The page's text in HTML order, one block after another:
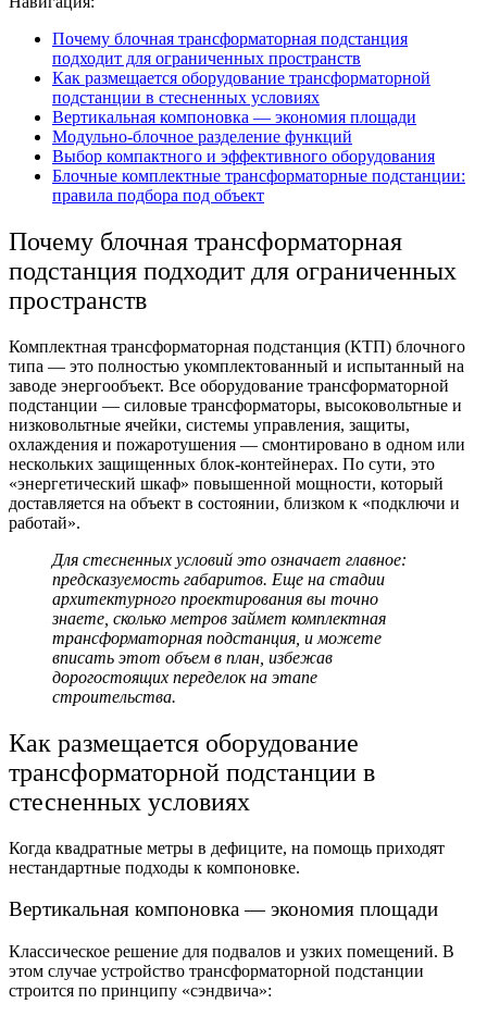
Почему блочная трансформаторная подстанция
подходит для ограниченных пространств
Как размещается оборудование трансформаторной
подстанции в стесненных условиях
Вертикальная компоновка — экономия площади
Модульно-блочное разделение функций
Выбор компактного и эффективного оборудования
Блочные комплектные трансформаторные подстанции:
правила подбора под объект
Почему блочная трансформаторная
подстанция подходит для ограниченных
пространств
Комплектная трансформаторная подстанция (КТП) блочного
типа — это полностью укомплектованный и испытанный на
заводе энергообъект. Все оборудование трансформаторной
подстанции — силовые трансформаторы, высоковольтные и
низковольтные ячейки, системы управления, защиты,
охлаждения и пожаротушения — смонтировано в одном или
нескольких защищенных блок-контейнерах. По сути, это
«энергетический шкаф» повышенной мощности, который
доставляется на объект в состоянии, близком к «подключи и
работай».
Для стесненных условий это означает главное:
предсказуемость габаритов. Еще на стадии
архитектурного проектирования вы точно
знаете, сколько метров займет комплектная
трансформаторная подстанция, и можете
вписать этот объем в план, избежав
дорогостоящих переделок на этапе
строительства.
Как размещается оборудование
трансформаторной подстанции в
стесненных условиях
Когда квадратные метры в дефиците, на помощь приходят
нестандартные подходы к компоновке.
Вертикальная компоновка — экономия площади
Классическое решение для подвалов и узких помещений. В
этом случае устройство трансформаторной подстанции
строится по принципу «сэндвича»: